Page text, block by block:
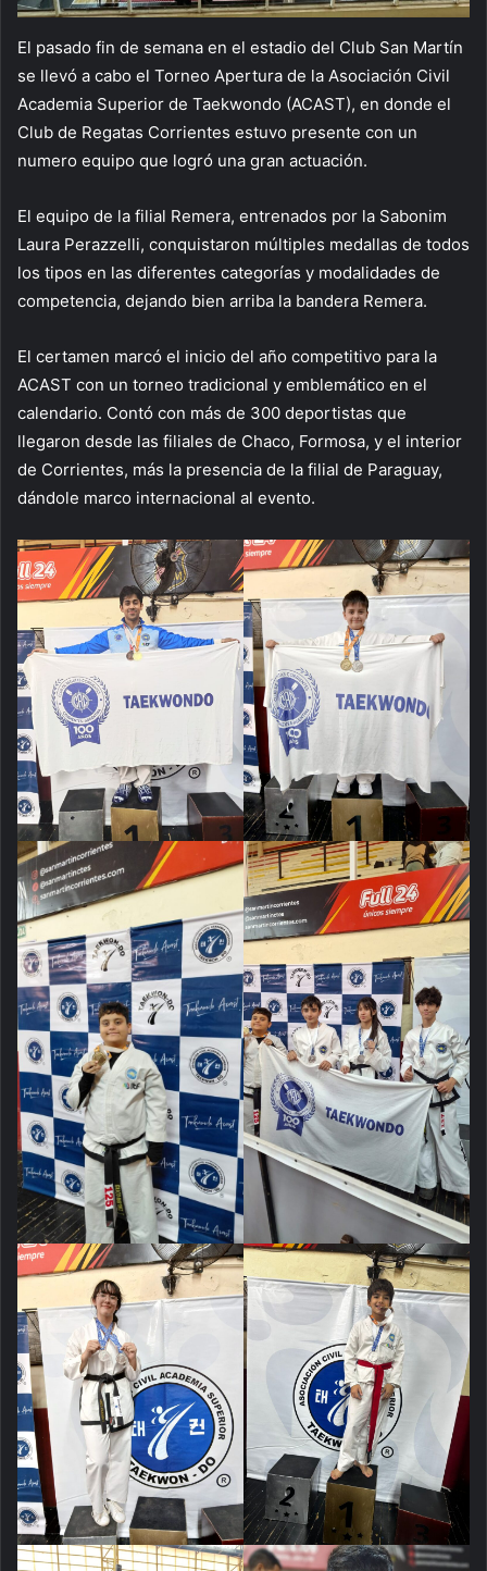
El pasado fin de semana en el estadio del Club San Martín
se llevó a cabo el Torneo Apertura de la Asociación Civil
Academia Superior de Taekwondo (ACAST), en donde el
Club de Regatas Corrientes estuvo presente con un
numero equipo que logró una gran actuación.
El equipo de la filial Remera, entrenados por la Sabonim
Laura Perazzelli, conquistaron múltiples medallas de todos
los tipos en las diferentes categorías y modalidades de
competencia, dejando bien arriba la bandera Remera.
El certamen marcó el inicio del año competitivo para la
ACAST con un torneo tradicional y emblemático en el
calendario. Contó con más de 300 deportistas que
llegaron desde las filiales de Chaco, Formosa, y el interior
de Corrientes, más la presencia de la filial de Paraguay,
dándole marco internacional al evento.